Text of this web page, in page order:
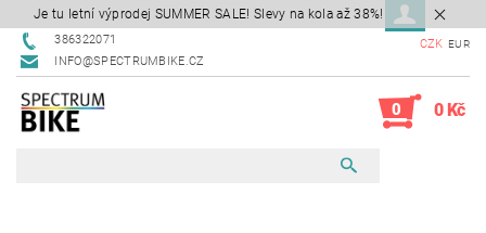
Je tu letní výprodej SUMMER SALE! Slevy na kola až 38%!
386322071
INFO@SPECTRUMBIKE.CZ
CZK EUR
0 0 Kč